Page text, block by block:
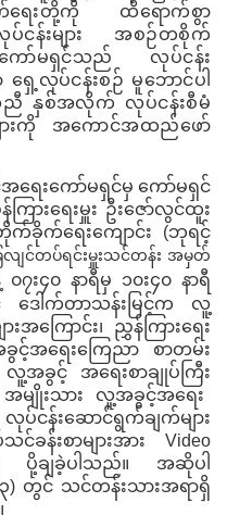
ရေးတို့ကို ထိရောက်စွာ
ငန်းများ အစဉ်တစိုက်
ော်မရှင်သည် လုပ်ငန်း
ေ့လုပ်ငန်းစဉ် မူဘောင်ပါ
အညီ နှစ်အလိုက် လုပ်ငန်းစီမံ
းကို အကောင်အထည်ဖော်
အရေးကော်မရှင်မှ ကော်မရှင်
ြားရေးမှူး ဦးဇော်လွင်ထူး
က်ရေးကျောင်း (ဘုရင့်
ျင်တပ်ရင်းမှူးသင်တန်း အမှတ်
၀၇း၄၀ နာရီမှ ၁၀း၄၀ နာရီ
ေါက်တာသန်းမြင့်က လူ့
အကြောင်း၊ ညွှန်ကြားရေး
ခွင့်အရေးကြေညာ စာတမ်း
အခွင့် အရေးစာချုပ်ကြီး
အမျိုးသား လူ့အခွင့်အရေး
န်းဆောင်ရွက်ချက်များ
ခန်းစာများအား Video
င့် ပို့ချခဲ့ပါသည်။ အဆိုပါ
) တွင် သင်တန်းသားအရာရှိ